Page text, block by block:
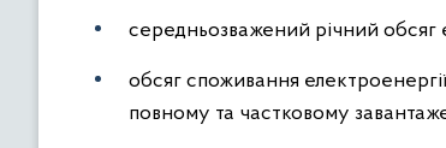
середньозважений річний обсяг
обсяг споживання
повному та частковому